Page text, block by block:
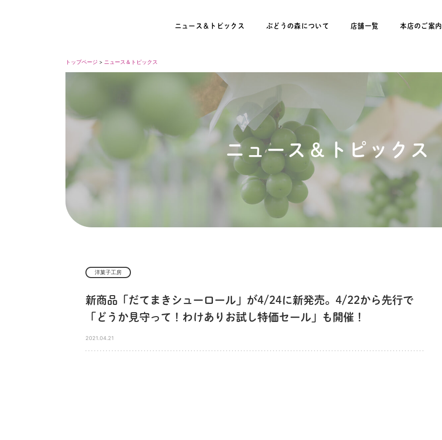
ニュース＆トピックス ぶどうの森について 店舗一覧 本店のご案内
トップページ > ニュース＆トピックス
ニュース＆トピックス
洋菓子工房
新商品「だてまきシューロール」が4/24に新発売。4/22から先行で
「どうか見守って！わけありお試し特価セール」も開催！
2021.04.21